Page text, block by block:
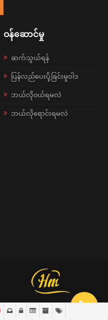
ဝန်ဆောင်မှု
ဆက်သွယ်ရန်
ပြန်လည်ပေးပို့ခြင်းမူဝါဒ
ဘယ်လို၀ယ်ရမလဲ
ဘယ်လိုရောင်းရမလဲ